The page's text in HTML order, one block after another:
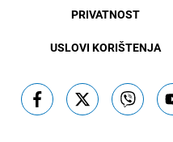
PRIVATNOST
USLOVI KORIŠTENJA